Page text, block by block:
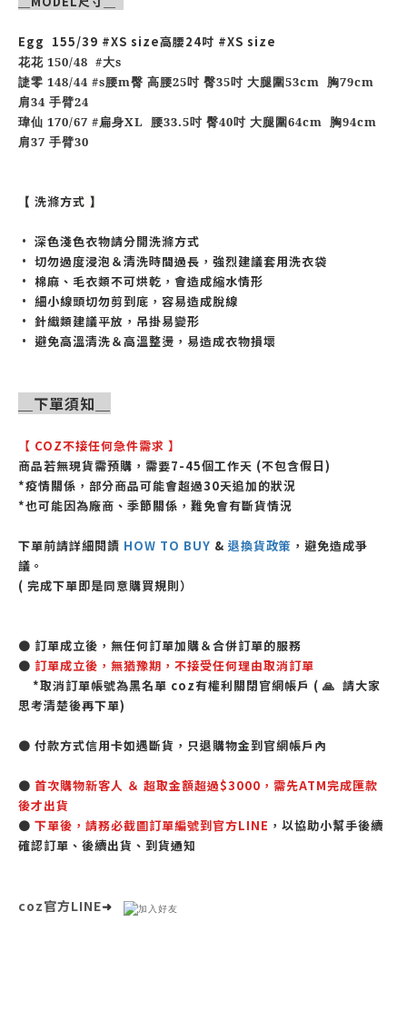
Egg 155/39 #XS size高腰24吋 #XS size
花花 150/48 #大s
誱零 148/44 #s腰m臀 高腰25吋 臀35吋 大腿圍53cm 胸79cm
肩34 手臂24
瑋仙 170/67 #扁身XL 腰33.5吋 臀40吋 大腿圍64cm 胸94cm
肩37 手臂30
【 洗滌方式 】
• 深色淺色衣物請分開洗滌方式
• 切勿過度浸泡＆清洗時間過長，強烈建議套用洗衣袋
• 棉麻、毛衣類不可烘乾，會造成縮水情形
• 細小線頭切勿剪到底，容易造成脫線
• 針織類建議平放，吊掛易變形
• 避免高溫清洗＆高溫整燙，易造成衣物損壞
＿下單須知＿
【 COZ不接任何急件需求 】
商品若無現貨需預購，需要7-45個工作天 (不包含假日)
*疫情關係，部分商品可能會超過30天追加的狀況
*也可能因為廠商、季節關係，難免會有斷貨情況
下單前請詳細閱讀 HOW TO BUY & 退換貨政策 ，避免造成爭
議。
( 完成下單即是同意購買規則）
● 訂單成立後，無任何訂單加購＆合併訂單的服務
● 訂單成立後，無猶豫期，不接受任何理由取消訂單
*取消訂單帳號為黑名單 coz有權利關閉官網帳戶 ( 🙏 請大家
思考清楚後再下單)
● 付款方式信用卡如遇斷貨，只退購物金到官網帳戶內
● 首次購物新客人 ＆ 超取金額超過$3000，需先ATM完成匯款
後才出貨
● 下單後，請務必截圖訂單編號到官方LINE ，以協助小幫手後續
確認訂單、後續出貨、到貨通知
coz官方LINE➜